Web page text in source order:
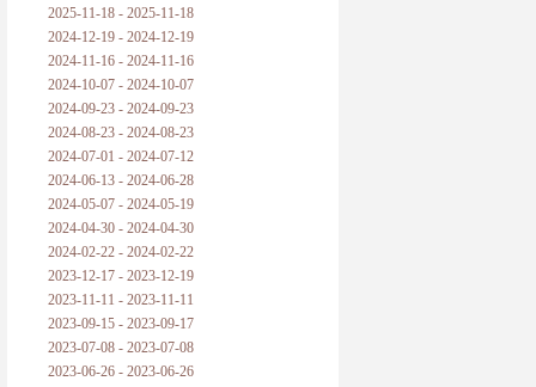
2025-11-18 - 2025-11-18
2024-12-19 - 2024-12-19
2024-11-16 - 2024-11-16
2024-10-07 - 2024-10-07
2024-09-23 - 2024-09-23
2024-08-23 - 2024-08-23
2024-07-01 - 2024-07-12
2024-06-13 - 2024-06-28
2024-05-07 - 2024-05-19
2024-04-30 - 2024-04-30
2024-02-22 - 2024-02-22
2023-12-17 - 2023-12-19
2023-11-11 - 2023-11-11
2023-09-15 - 2023-09-17
2023-07-08 - 2023-07-08
2023-06-26 - 2023-06-26